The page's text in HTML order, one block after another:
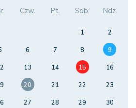
Czw. Pt. Sob. Ndz.
1
2
6 7 8
9
13 14 15
16
20 21 22
23
27 28 29
30